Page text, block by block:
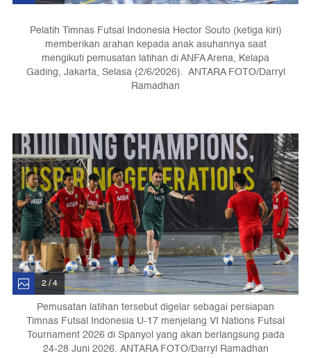
Pelatih Timnas Futsal Indonesia Hector Souto (ketiga kiri)
memberikan arahan kepada anak asuhannya saat
mengikuti pemusatan latihan di ANFA Arena, Kelapa
Gading, Jakarta, Selasa (2/6/2026). ANTARA FOTO/Darryl
Ramadhan
2 / 4
Pemusatan latihan tersebut digelar sebagai persiapan
Timnas Futsal Indonesia U-17 menjelang VI Nations Futsal
Tournament 2026 di Spanyol yang akan berlangsung pada
24-28 Juni 2026. ANTARA FOTO/Darryl Ramadhan